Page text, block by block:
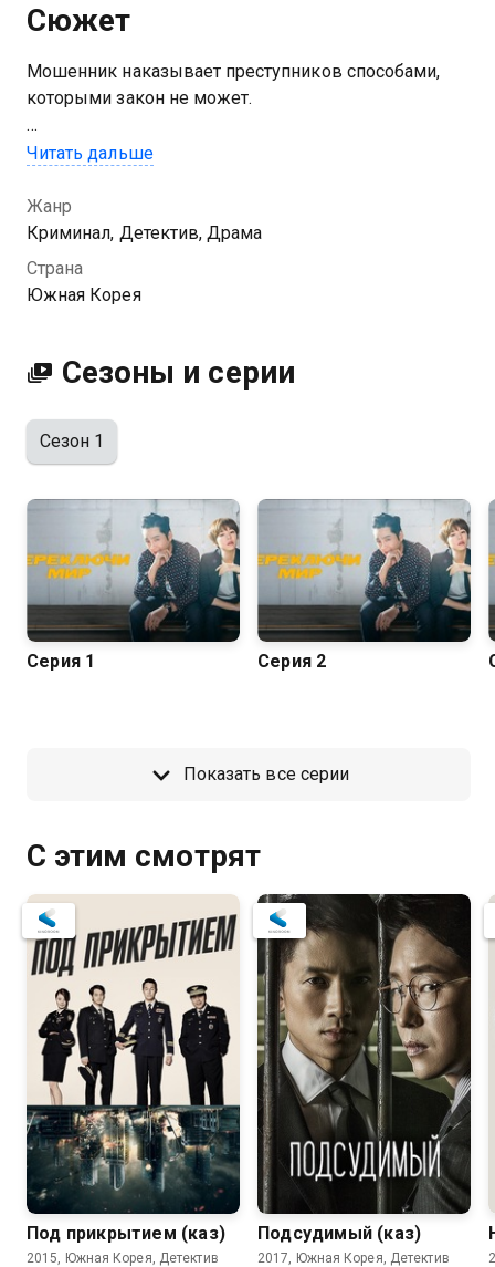
Сюжет
Мошенник наказывает преступников способами,
которыми закон не может.
Посмотреть онлайн 1 сезон сериала Переключи мир
качестве на Казахтелеком
Читать дальше
Жанр
Криминал, Детектив, Драма
Страна
Южная Корея
Сезоны и серии
Сезон 1
Серия 1 Серия 2
Показать все серии
С этим смотрят
Под прикрытием (каз)
2015, Южная Корея, Детектив
Подсудимый (каз)
2017, Южная Корея, Детектив